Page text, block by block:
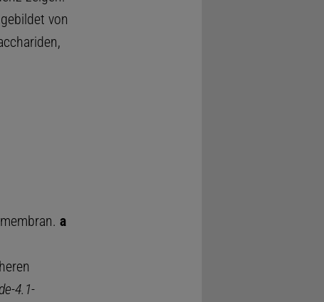
von
a
4.1-